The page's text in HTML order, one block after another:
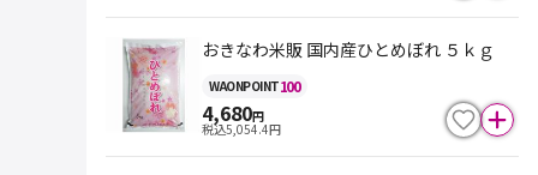
おきなわ米販 国内産ひとめぼれ ５ｋｇ
WAONPOINT100
4,680円
税込5,054.4円